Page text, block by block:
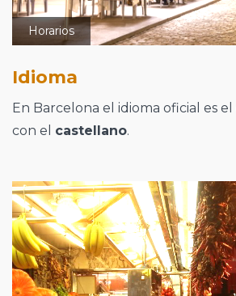
Horarios
Idioma
En Barcelona el idioma oficial es el
con el castellano.